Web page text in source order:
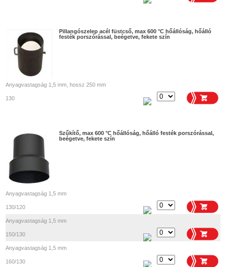
Pillangószelep acél füstcső, max 600 °C hőállóság, hőálló
festék porszórással, beégetve, fekete szín
Anyagvastagság 1,5 mm, hossz 250 mm
130
Szűkítő, max 600 °C hőállóság, hőálló festék porszórással,
beégetve, fekete szín
Anyagvastagság 1,5 mm
130/120
Anyagvastagság 1,5 mm
150/130
Anyagvastagság 1,5 mm
160/130